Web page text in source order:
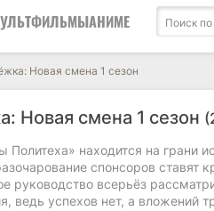
АНИМЕ
Новая смена 1 сезон
Новая смена 1 сезон
Политеха» находится на грани
спонсоров ставят
руководство всерьёз
ведь успехов нет, а вложений